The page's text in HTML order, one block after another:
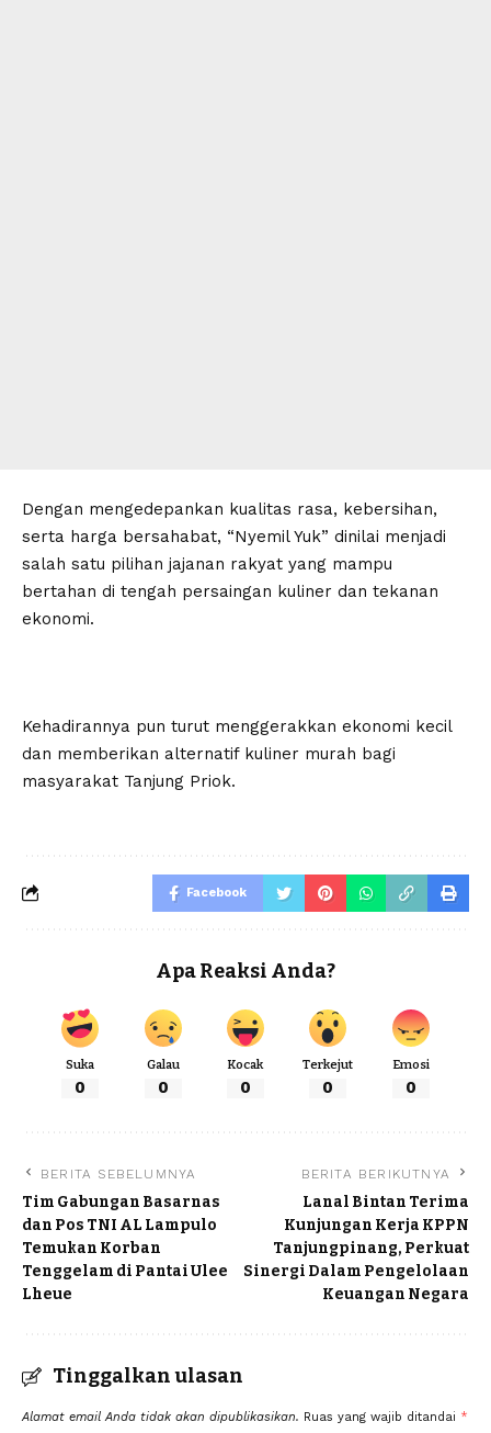
Dengan mengedepankan kualitas rasa, kebersihan,
serta harga bersahabat, “Nyemil Yuk” dinilai menjadi
salah satu pilihan jajanan rakyat yang mampu
bertahan di tengah persaingan kuliner dan tekanan
ekonomi.
Kehadirannya pun turut menggerakkan ekonomi kecil
dan memberikan alternatif kuliner murah bagi
masyarakat Tanjung Priok.
Facebook
Apa Reaksi Anda?
Suka
0
Galau
0
Kocak
0
Terkejut
0
Emosi
0
BERITA SEBELUMNYA
Tim Gabungan Basarnas
dan Pos TNI AL Lampulo
Temukan Korban
Tenggelam di Pantai Ulee
Lheue
BERITA BERIKUTNYA
Lanal Bintan Terima
Kunjungan Kerja KPPN
Tanjungpinang, Perkuat
Sinergi Dalam Pengelolaan
Keuangan Negara
Tinggalkan ulasan
Alamat email Anda tidak akan dipublikasikan. Ruas yang wajib ditandai *